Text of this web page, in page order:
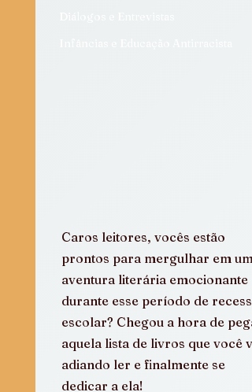
Caros leitores, vocês estão
prontos para mergulhar em
aventura literária emocionante
durante esse período de
escolar? Chegou a hora de
aquela lista de livros que você
adiando ler e finalmente se
dedicar a ela!